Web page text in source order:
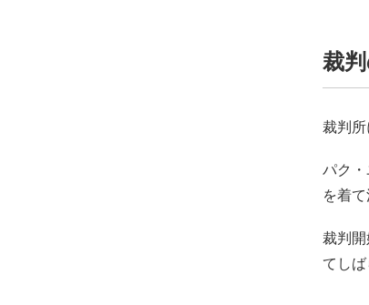
裁
裁判
パク
を着て
裁判
てし